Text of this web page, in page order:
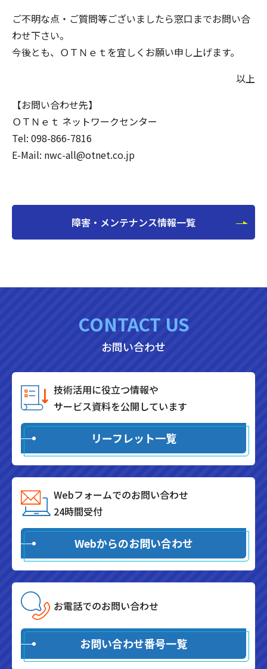
ご不明な点・ご質問等ございましたら窓口までお問い合
わせ下さい。
今後とも、 ＯＴＮｅｔを宜しくお願い申し上げます。
以上
【お問い合わせ先】
ＯＴＮｅｔ ネットワークセンター
Tel: 098-866-7816
E-Mail: nwc-all@otnet.co.jp
障害・メンテナンス情報一覧
CONTACT US
お問い合わせ
技術活用に役立つ情報や
サービス資料を公開しています
リーフレット一覧
Webフォームでのお問い合わせ
24時間受付
Webからのお問い合わせ
お電話でのお問い合わせ
お問い合わせ番号一覧